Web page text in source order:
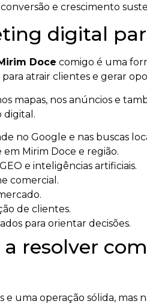
e crescimento
digital
Doce comigo é uma
atrair clientes e gerar
mapas, nos anúncios e
digital.
no Google e nas buscas
Mirim Doce e região.
e inteligências artificiais.
comercial.
de clientes.
para orientar decisões.
resolver
uma operação sólida, mas